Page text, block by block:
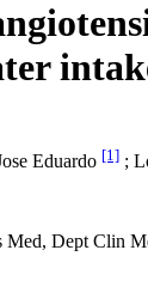
Eduardo [1] ;
Med, Dept Clin